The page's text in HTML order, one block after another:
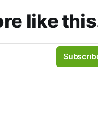
like